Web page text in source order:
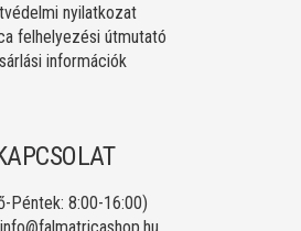
nyilatkozat
felhelyezési útmutató
információk
Péntek: 8:00-16:00)
info@falmatricashop.hu